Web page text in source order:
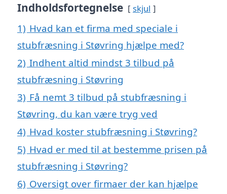
Indholdsfortegnelse skjul
1) Hvad kan et firma med speciale i
stubfræsning i Støvring hjælpe med?
2) Indhent altid mindst 3 tilbud på
stubfræsning i Støvring
3) Få nemt 3 tilbud på stubfræsning i
Støvring, du kan være tryg ved
4) Hvad koster stubfræsning i Støvring?
5) Hvad er med til at bestemme prisen på
stubfræsning i Støvring?
6) Oversigt over firmaer der kan hjælpe